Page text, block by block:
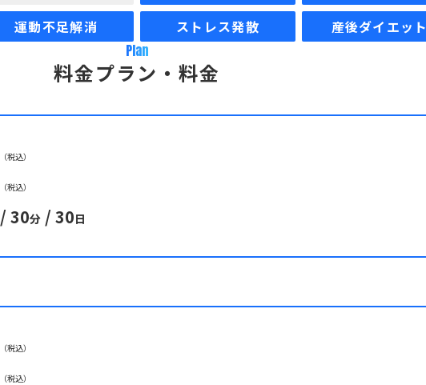
運動不足解消 ストレス発散
産後ダイエット
Plan
料金プラン・料金
（税込）
（税込）
/ 30分 / 30日
（税込）
（税込）